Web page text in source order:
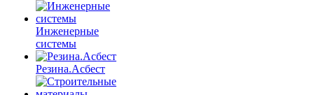
Инженерные
системы
Резина.Асбест